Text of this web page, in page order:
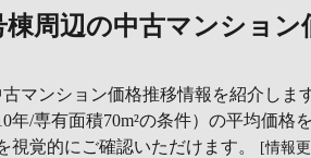
周辺の中古マンション
マンション価格推移情報を紹介します
年/専有面積70m²の条件）の平均価
視覚的にご確認いただけます。
[情報